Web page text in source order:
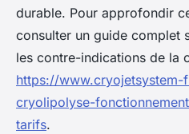
durable. Pour approfondir
consulter un guide complet
les contre-indications de la
https://
cryolipolyse-
tarifs.